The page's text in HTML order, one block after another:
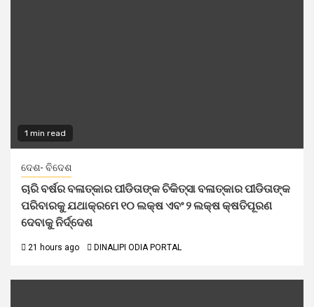
1 min read
ଦେଶ- ବିଦେଶ
ଚାରି ବର୍ଷର ବଳାତ୍କାର ପୀଡିତାଙ୍କ ଚିକିତ୍ସା ବଳାତ୍କାର ପୀଡିତାଙ୍କ
ପରିବାରକୁ ଯଥାକ୍ରମେ ୧୦ ଲକ୍ଷ ଏବଂ ୨ ଲକ୍ଷ କ୍ଷତିପୂରଣ
ଦେବାକୁ ନିର୍ଦ୍ଦେଶ
21 hours ago DINALIPI ODIA PORTAL